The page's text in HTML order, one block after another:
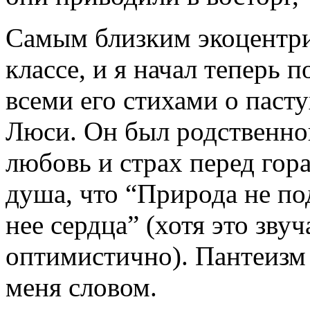
Самым близким
классе, и я начал теперь
всеми его стихами о
Люси. Он был
любовь и страх перед
душа, что “Природа не
нее сердца” (хотя это
оптимистично).
меня словом.